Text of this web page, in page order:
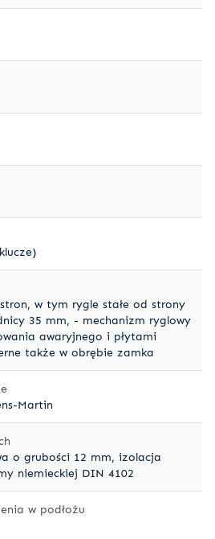
w tym rygle stałe od strony
35 mm, - mechanizm ryglowy
awaryjnego i płytami
także w obrębie zamka
Martin
o grubości 12 mm, izolacja
niemieckiej DIN 4102
w podłożu